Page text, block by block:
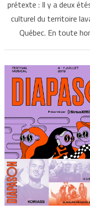
prétexte : Il y a deux
culturel du territoire
Québec. En toute